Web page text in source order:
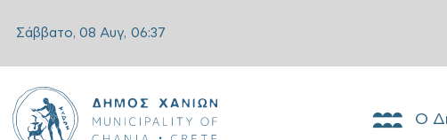
Σάββατο, 08 Αυγ, 06:37
Ο